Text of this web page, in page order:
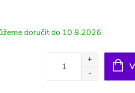
10.8.2026